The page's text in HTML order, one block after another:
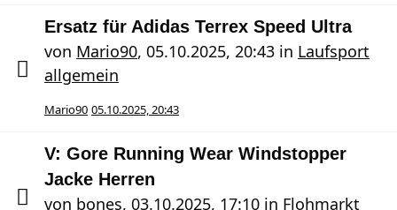
Ersatz für Adidas Terrex Speed Ultra
von Mario90, 05.10.2025, 20:43 in Laufsport
allgemein
Mario90 05.10.2025, 20:43
V: Gore Running Wear Windstopper
Jacke Herren
von bones, 03.10.2025, 17:10 in Flohmarkt